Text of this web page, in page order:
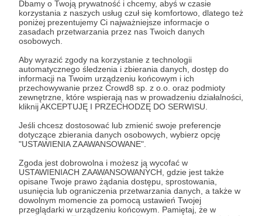
Dbamy o Twoją prywatność i chcemy, abyś w czasie
korzystania z naszych usług czuł się komfortowo, dlatego też
poniżej prezentujemy Ci najważniejsze informacje o
zasadach przetwarzania przez nas Twoich danych
osobowych.
Aby wyrazić zgody na korzystanie z technologii
automatycznego śledzenia i zbierania danych, dostęp do
informacji na Twoim urządzeniu końcowym i ich
przechowywanie przez Crowd8 sp. z o.o. oraz podmioty
zewnętrzne, które wspierają nas w prowadzeniu działalności,
kliknij AKCEPTUJĘ I PRZECHODZĘ DO SERWISU.
Jeśli chcesz dostosować lub zmienić swoje preferencje
dotyczące zbierania danych osobowych, wybierz opcję
"USTAWIENIA ZAAWANSOWANE".
Zgoda jest dobrowolna i możesz ją wycofać w
USTAWIENIACH ZAAWANSOWANYCH, gdzie jest także
opisane Twoje prawo żądania dostępu, sprostowania,
usunięcia lub ograniczenia przetwarzania danych, a także w
dowolnym momencie za pomocą ustawień Twojej
przeglądarki w urządzeniu końcowym. Pamiętaj, że w
Z racji faktu, że Tomasza systematycznie ubywa,
będziemy te fotografie aktualizować raz na trzy
miesiące.
nazywany „Dużym Sekim”...
-Oczywiście masz też dostęp do bonusów z
progów 10 i 20 zł
Patroni: 28
70 zł miesięcznie
Wrzuć Sekielskich na ramię!